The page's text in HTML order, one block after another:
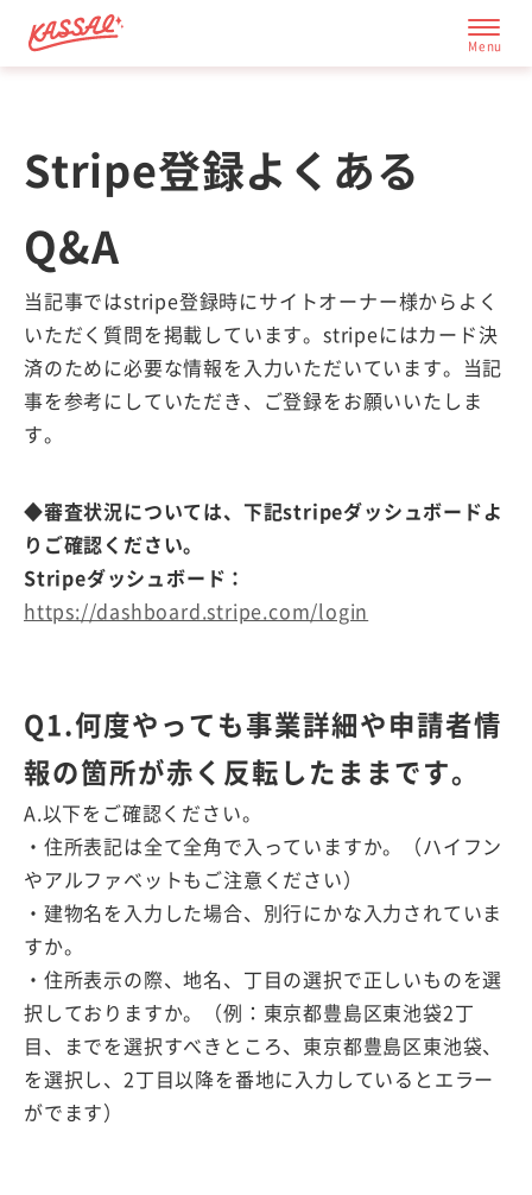
応援サイト一覧
Stripe登録よくある
Q&A
当記事ではstripe登録時にサイトオーナー様からよく
いただく質問を掲載しています。stripeにはカード決
済のために必要な情報を入力いただいています。当記
事を参考にしていただき、ご登録をお願いいたしま
す。
◆審査状況については、下記stripeダッシュボードよ
りご確認ください。
Stripeダッシュボード：
https://dashboard.stripe.com/login
Q1.何度やっても事業詳細や申請者情
報の箇所が赤く反転したままです。
A.以下をご確認ください。
・住所表記は全て全角で入っていますか。（ハイフン
やアルファベットもご注意ください）
・建物名を入力した場合、別行にかな入力されていま
すか。
・住所表示の際、地名、丁目の選択で正しいものを選
択しておりますか。（例：東京都豊島区東池袋2丁
目、までを選択すべきところ、東京都豊島区東池袋、
を選択し、2丁目以降を番地に入力しているとエラー
がでます）